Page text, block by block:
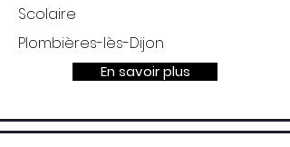
Scolaire
Plombières-lès-Dijon
En savoir plus